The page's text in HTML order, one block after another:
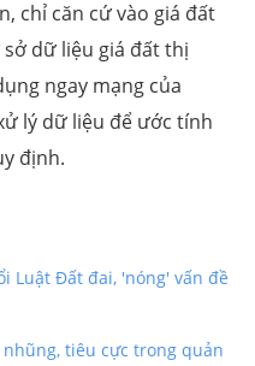
chỉ căn cứ vào giá đất
dữ liệu giá đất thị
ngay mạng của
lý dữ liệu để ước tính
định.
Luật Đất đai, 'nóng' vấn đề
tiêu cực trong quản